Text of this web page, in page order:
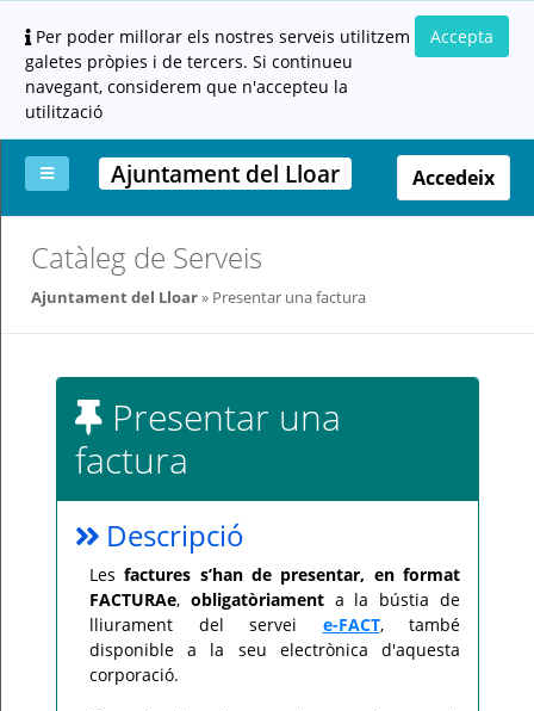
Per poder millorar els nostres serveis utilitzem
galetes pròpies i de tercers. Si continueu
navegant, considerem que n'accepteu la
utilització
Accepta
meva
documentació
ciutadana
administracions)
Ajuntament del Lloar Accedeix
Catàleg de Serveis
Ajuntament del Lloar Presentar una factura
Presentar una
factura
Descripció
Lesfactures s’han de presentar, en format
FACTURAe, obligatòriamenta la bústia de
lliurament del servei e-FACT, també
disponible a la seu electrònica d'aquesta
corporació.